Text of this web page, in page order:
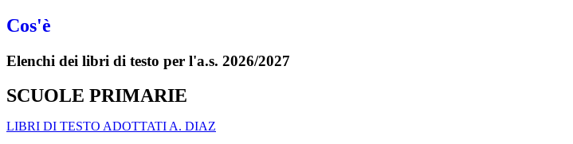
Cos'è
Elenchi dei libri di testo per l'a.s. 2026/2027
SCUOLE PRIMARIE
LIBRI DI TESTO ADOTTATI A. DIAZ